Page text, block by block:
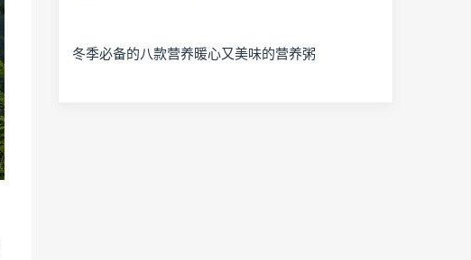
冬季必备的八款营养暖心又美味的营养粥